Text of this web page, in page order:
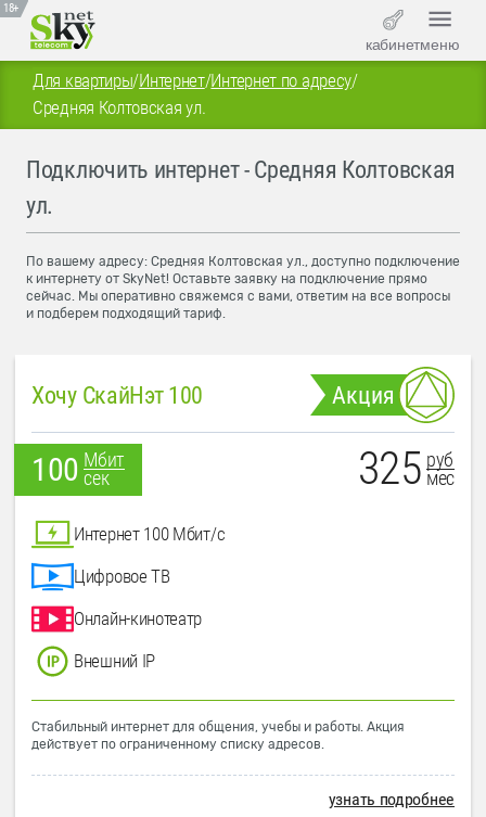
18+
кабинетменю
Для квартиры/Интернет/Интернет по адресу/
Средняя Колтовская ул.
Подключить интернет - Средняя Колтовская
ул.
По вашему адресу: Средняя Колтовская ул., доступно подключение
к интернету от SkyNet! Оставьте заявку на подключение прямо
сейчас. Мы оперативно свяжемся с вами, ответим на все вопросы
и подберем подходящий тариф.
Хочу СкайНэт 100 Акция
100 Мбит
сек
325 руб
мес
Интернет 100 Мбит/с
Цифровое ТВ
Онлайн-кинотеатр
Внешний IP
Стабильный интернет для общения, учебы и работы. Акция
действует по ограниченному списку адресов.
узнать подробнее